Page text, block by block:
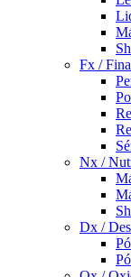
Fx /
Nx /
Dx /